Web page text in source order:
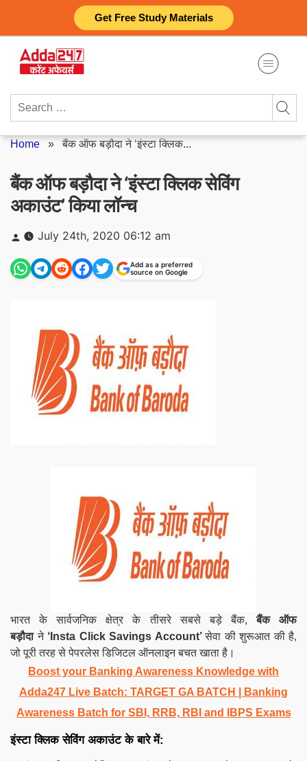
Get Free Study Materials
content
Search
Home »बैंक ऑफ बड़ौदा ने ‘इंस्टा क्लिक...
बैंक ऑफ बड़ौदा ने ‘इंस्टा क्लिक सेविंग
अकाउंट’ किया लॉन्च
Posted
by
July 24th, 2020 06:12 am
Add as a preferred
source on Google
भारत के सार्वजनिक क्षेत्र के तीसरे सबसे बड़े बैंक,बैंक ऑफ
बड़ौदाने ‘Insta Click Savings Account’सेवा की शुरूआत की है,
जो पूरी तरह से पेपरलेस डिजिटल ऑनलाइन बचत खाता है।
Boost your Banking Awareness Knowledge with
Adda247 Live Batch: TARGET GA BATCH
| Banking
Awareness Batch for SBI, RRB, RBI and IBPS Exams
इंस्टा क्लिक सेविंग अकाउंट के बारे में: